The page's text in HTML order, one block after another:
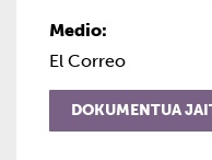
El Correo
DOKUMENTUA